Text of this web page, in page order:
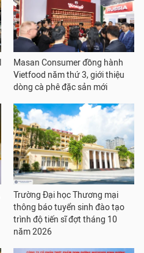
Masan Consumer đồng hành
Vietfood năm thứ 3, giới thiệu
dòng cà phê đặc sản mới
Trường Đại học Thương mại
thông báo tuyển sinh đào tạo
trình độ tiến sĩ đợt tháng 10
năm 2026